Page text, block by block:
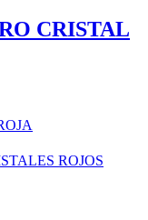
CRISTAL